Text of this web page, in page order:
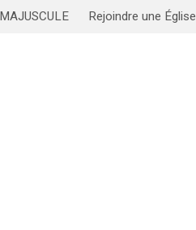
Rejoindre une Église